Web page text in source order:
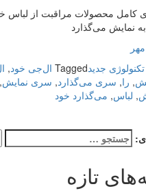
محصولات مراقبت از لباس
تکنولوژی جدیدTagged ال‌جی خود,
, را, سری می‌گذارد, سری نمایش,
, لباس, می‌گذارد خود
تازه